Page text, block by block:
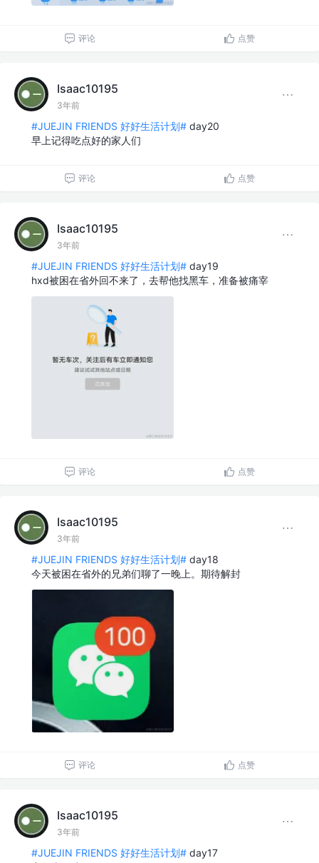
评论 点赞
Isaac10195
3年前
#JUEJIN FRIENDS 好好生活计划# day20
早上记得吃点好的家人们
评论 点赞
Isaac10195
3年前
#JUEJIN FRIENDS 好好生活计划# day19
hxd被困在省外回不来了，去帮他找黑车，准备被痛宰
评论 点赞
Isaac10195
3年前
#JUEJIN FRIENDS 好好生活计划# day18
今天被困在省外的兄弟们聊了一晚上。期待解封
评论 点赞
Isaac10195
3年前
#JUEJIN FRIENDS 好好生活计划# day17